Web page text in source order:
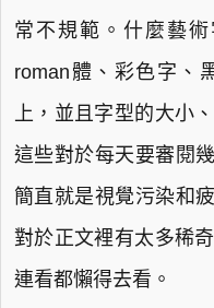
常不規範。什麼藝
roman體、彩色字、
上，並且字型的大小
這些對於每天要審閱
簡直就是視覺污染和
對於正文裡有太多稀
連看都懶得去看。